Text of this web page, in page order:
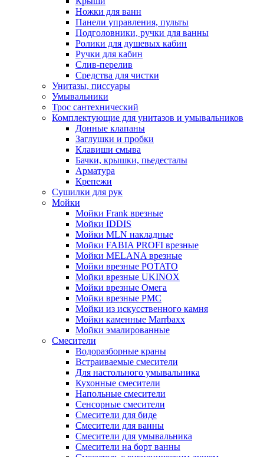
Ножки для ванн
Панели управления, пульты
Подголовники, ручки для ванны
Ролики для душевых кабин
Ручки для кабин
Слив-перелив
Средства для чистки
Унитазы, писсуары
Умывальники
Трос сантехнический
Комплектующие для унитазов и умывальников
Донные клапаны
Заглушки и пробки
Клавиши смыва
Бачки, крышки, пьедесталы
Арматура
Крепежи
Сушилки для рук
Мойки
Мойки Frank врезные
Мойки IDDIS
Мойки MLN накладные
Мойки FABIA PROFI врезные
Мойки MELANA врезные
Мойки врезные POTATO
Мойки врезные UKINOX
Мойки врезные Омега
Мойки врезные РМС
Мойки из искусственного камня
Мойки каменные Marrbaxx
Мойки эмалированные
Смесители
Водоразборные краны
Встраиваемые смесители
Для настольного умывальника
Кухонные смесители
Напольные смесители
Сенсорные смесители
Смесители для биде
Смесители для ванны
Смесители для умывальника
Смесители на борт ванны